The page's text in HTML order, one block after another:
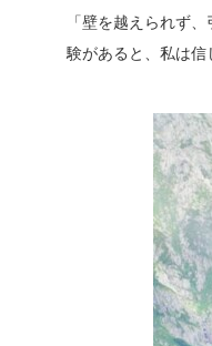
「壁を越えられず
験があると、私は信